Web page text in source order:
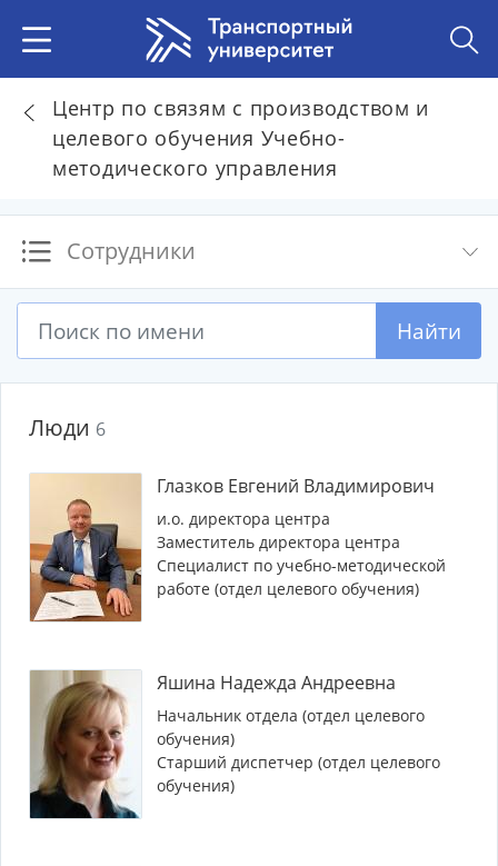
Центр по связям с производством и
целевого обучения Учебно-
методического управления
Сотрудники
Найти
Люди 6
Глазков Евгений Владимирович
и.о. директора центра
Заместитель директора центра
Специалист по учебно-методической
работе (отдел целевого обучения)
Яшина Надежда Андреевна
Начальник отдела (отдел целевого
обучения)
Старший диспетчер (отдел целевого
обучения)